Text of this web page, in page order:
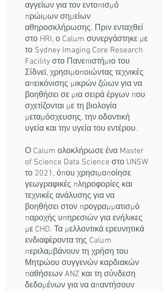
αγγείων για τον εντοπισμό
πρώιμων σημείων
αθηροσκλήρωσης. Πριν ενταχθεί
στο HRI, ο Calum συνεργάστηκε με
το Sydney Imaging Core Research
Facility στο Πανεπιστήμιο του
Σίδνεϊ, χρησιμοποιώντας τεχνικές
απεικόνισης μικρών ζώων για να
βοηθήσει σε μια σειρά έργων που
σχετίζονται με τη βιολογία
μεταμόσχευσης, την οδοντική
υγεία και την υγεία του εντέρου.
Ο Calum ολοκλήρωσε ένα Master
of Science Data Science στο UNSW
το 2021, όπου χρησιμοποίησε
γεωγραφικές πληροφορίες και
τεχνικές ανάλυσης για να
βοηθήσει στον προγραμματισμό
παροχής υπηρεσιών για ενήλικες
με CHD. Τα μελλοντικά ερευνητικά
ενδιαφέροντα της Calum
περιλαμβάνουν τη χρήση του
Μητρώου συγγενών καρδιακών
παθήσεων ANZ και τη σύνδεση
δεδομένων για να απαντήσουν